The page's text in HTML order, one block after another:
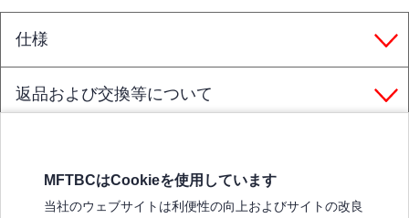
仕様
返品および交換等について
MFTBCはCookieを使用しています
当社のウェブサイトは利便性の向上およびサイトの改良